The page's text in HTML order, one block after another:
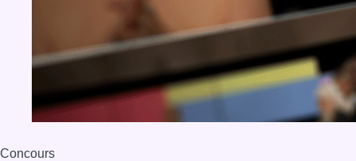
Concours